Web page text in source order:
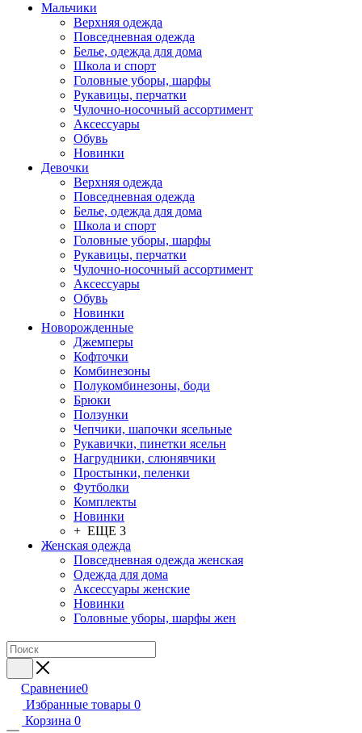
Мальчики
Верхняя одежда
Повседневная одежда
Белье, одежда для дома
Школа и спорт
Головные уборы, шарфы
Рукавицы, перчатки
Чулочно-носочный ассортимент
Аксессуары
Обувь
Новинки
Девочки
Верхняя одежда
Повседневная одежда
Белье, одежда для дома
Школа и спорт
Головные уборы, шарфы
Рукавицы, перчатки
Чулочно-носочный ассортимент
Аксессуары
Обувь
Новинки
Новорожденные
Джемперы
Кофточки
Комбинезоны
Полукомбинезоны, боди
Брюки
Ползунки
Чепчики, шапочки ясельные
Рукавички, пинетки ясельн
Нагрудники, слюнявчики
Простынки, пеленки
Футболки
Комплекты
Новинки
+ ЕЩЕ 3
Женская одежда
Повседневная одежда женская
Одежда для дома
Аксессуары женские
Новинки
Головные уборы, шарфы жен
Сравнение0
Избранные товары 0
Корзина 0